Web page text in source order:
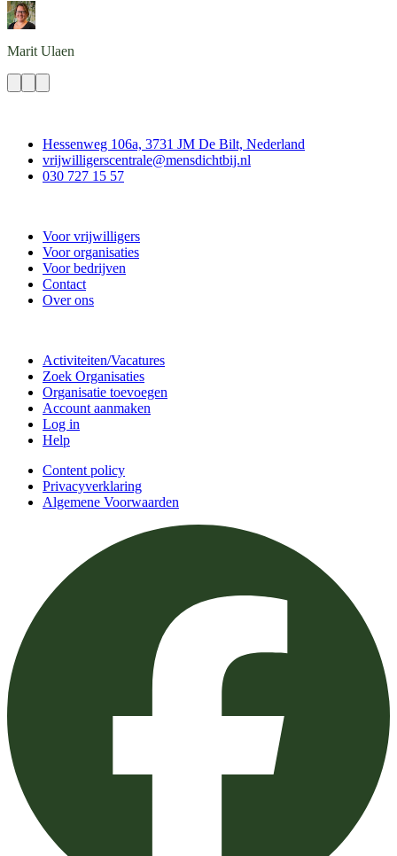
Marit Ulaen
Hessenweg 106a, 3731 JM De Bilt, Nederland
vrijwilligerscentrale@mensdichtbij.nl
030 727 15 57
Voor vrijwilligers
Voor organisaties
Voor bedrijven
Contact
Over ons
Activiteiten/Vacatures
Zoek Organisaties
Organisatie toevoegen
Account aanmaken
Log in
Help
Content policy
Privacyverklaring
Algemene Voorwaarden